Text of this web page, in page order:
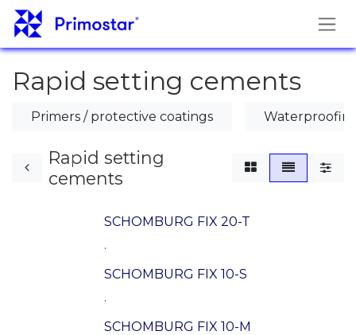
Перейти к содержимому
Rapid setting cements
Primers / protective coatings
Rapid setting
cements
SCHOMBURG FIX 20-T
.
SCHOMBURG FIX 10-S
.
SCHOMBURG FIX 10-M